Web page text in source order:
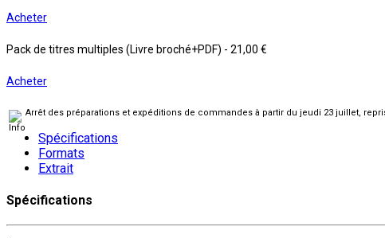
Acheter
Pack de titres multiples (Livre broché+PDF) - 21,00 €
Acheter
Arrêt des préparations et expéditions de commandes à partir du jeudi 23 juillet,
Spécifications
Formats
Extrait
Spécifications